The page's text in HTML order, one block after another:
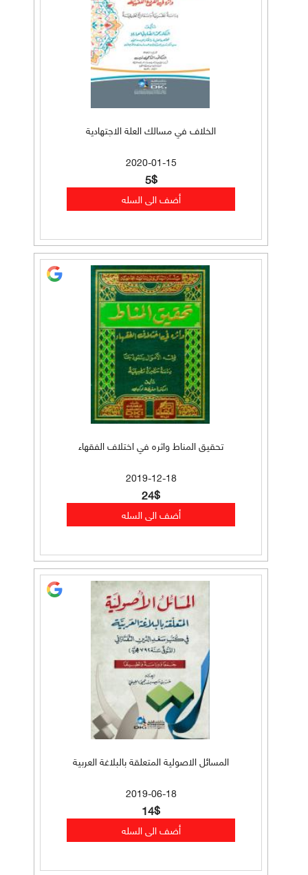
الخلاف في مسالك العلة الاجتهادية
2020-01-15
5$
تحقيق المناط واثره في اختلاف الفقهاء
2019-12-18
24$
المسائل الاصولية المتعلقة بالبلاغة العربية
2019-06-18
14$